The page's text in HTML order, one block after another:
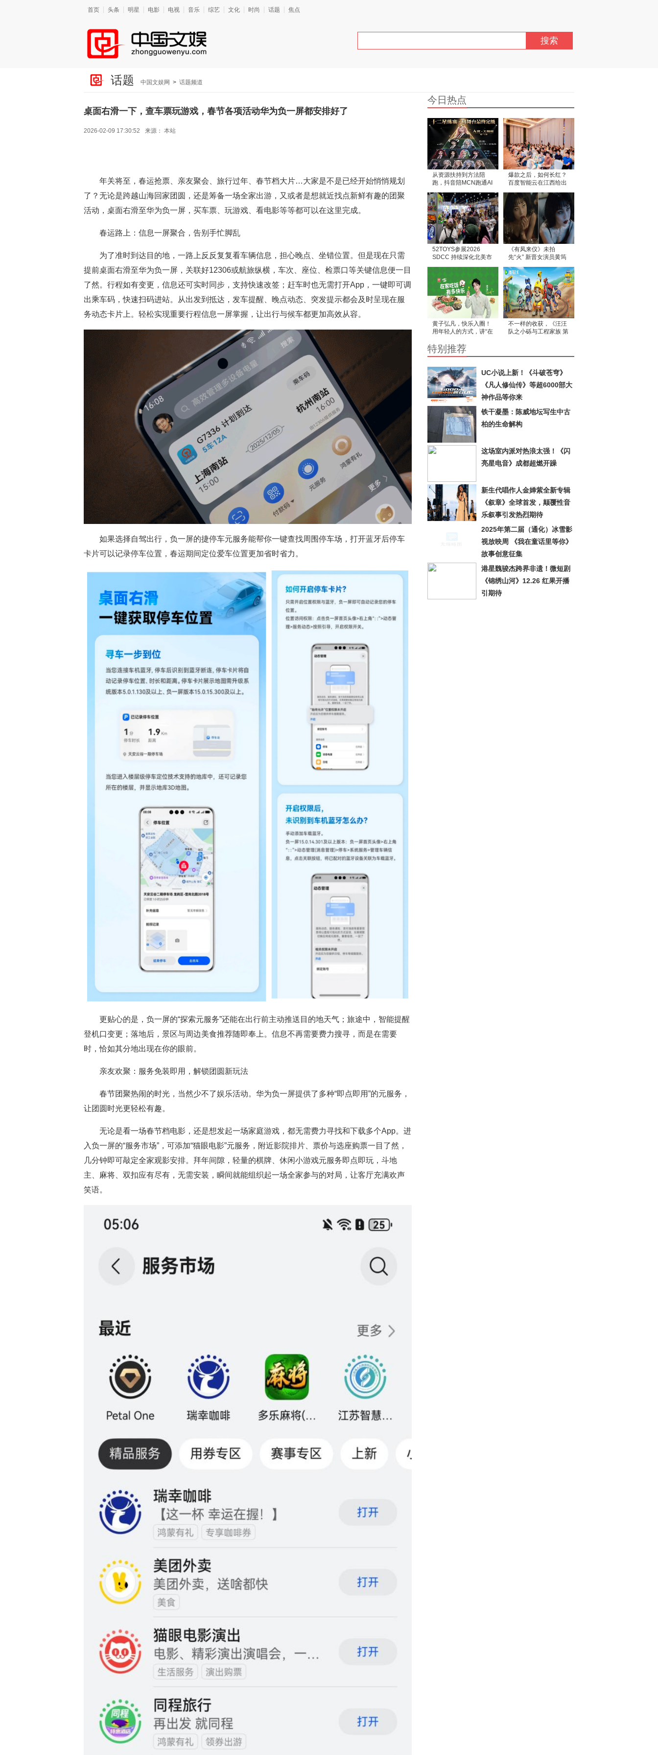
首页 头条 明星 电影 电视 音乐 综艺 文化 时尚 话题 焦点
搜索
话题 中国文娱网 > 话题频道
桌面右滑一下，查车票玩游戏，春节各项活动华为负一屏都安排好了
2026-02-09 17:30:52 来源： 本站
年关将至，春运抢票、亲友聚会、旅行过年、春节档大片…大家是不是已经开始悄悄规划
了？无论是跨越山海回家团圆，还是筹备一场全家出游，又或者是想就近找点新鲜有趣的团聚
活动，桌面右滑至华为负一屏，买车票、玩游戏、看电影等等都可以在这里完成。
春运路上：信息一屏聚合，告别手忙脚乱
为了准时到达目的地，一路上反反复复看车辆信息，担心晚点、坐错位置。但是现在只需
提前桌面右滑至华为负一屏，关联好12306或航旅纵横，车次、座位、检票口等关键信息便一目
了然。行程如有变更，信息还可实时同步，支持快速改签；赶车时也无需打开App，一键即可调
出乘车码，快速扫码进站。从出发到抵达，发车提醒、晚点动态、突发提示都会及时呈现在服
务动态卡片上。轻松实现重要行程信息一屏掌握，让出行与候车都更加高效从容。
如果选择自驾出行，负一屏的捷停车元服务能帮你一键查找周围停车场，打开蓝牙后停车
卡片可以记录停车位置，春运期间定位爱车位置更加省时省力。
更贴心的是，负一屏的“探索元服务”还能在出行前主动推送目的地天气；旅途中，智能提醒
登机口变更；落地后，景区与周边美食推荐随即奉上。信息不再需要费力搜寻，而是在需要
时，恰如其分地出现在你的眼前。
亲友欢聚：服务免装即用，解锁团圆新玩法
春节团聚热闹的时光，当然少不了娱乐活动。华为负一屏提供了多种“即点即用”的元服务，
让团圆时光更轻松有趣。
无论是看一场春节档电影，还是想发起一场家庭游戏，都无需费力寻找和下载多个App。进
入负一屏的“服务市场”，可添加“猫眼电影”元服务，附近影院排片、票价与选座购票一目了然，
几分钟即可敲定全家观影安排。拜年间隙，轻量的棋牌、休闲小游戏元服务即点即玩，斗地
主、麻将、双扣应有尽有，无需安装，瞬间就能组织起一场全家参与的对局，让客厅充满欢声
笑语。
今日热点
从资源扶持到方法陪
跑，抖音陪MCN跑通AI
爆款之后，如何长红？
百度智能云在江西给出
52TOYS参展2026
SDCC 持续深化北美市
《有凤来仪》未拍
先“火” 新晋女演员黄筠
信风波争先惊动部分媒
体
黄子弘凡，快乐入圈！
用年轻人的方式，讲“在
不一样的收获，《汪汪
队之小砾与工程家族 第
特别推荐
UC小说上新！《斗破苍穹》
《凡人修仙传》等超6000部大
神作品等你来
铁干凝墨：陈威地坛写生中古
柏的生命解构
这场室内派对热浪太强！《闪
亮星电音》成都超燃开躁
新生代唱作人金婵紫全新专辑
《叙章》全球首发，颠覆性音
乐叙事引发热烈期待
2025年第二届（通化）冰雪影
视放映周 《我在童话里等你》
故事创意征集
港星魏骏杰跨界非遗！微短剧
《锦绣山河》12.26 红果开播
引期待